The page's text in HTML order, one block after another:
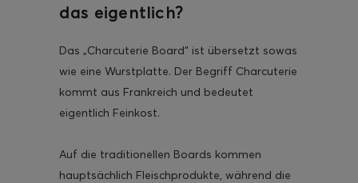
das eigentlich?
Das „Charcuterie Board“ ist übersetzt sowas
wie eine Wurstplatte. Der Begriff Charcuterie
kommt aus Frankreich und bedeutet
eigentlich Feinkost.
Auf die traditionellen Boards kommen
hauptsächlich Fleischprodukte, während die